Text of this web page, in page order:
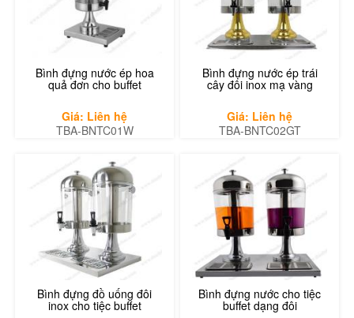
Bình đựng nước ép hoa
quả đơn cho buffet
Giá: Liên hệ
TBA-BNTC01W
Bình đựng nước ép trái
cây đôi inox mạ vàng
Giá: Liên hệ
TBA-BNTC02GT
Bình đựng đồ uống đôi
inox cho tiệc buffet
Bình đựng nước cho tiệc
buffet dạng đôi